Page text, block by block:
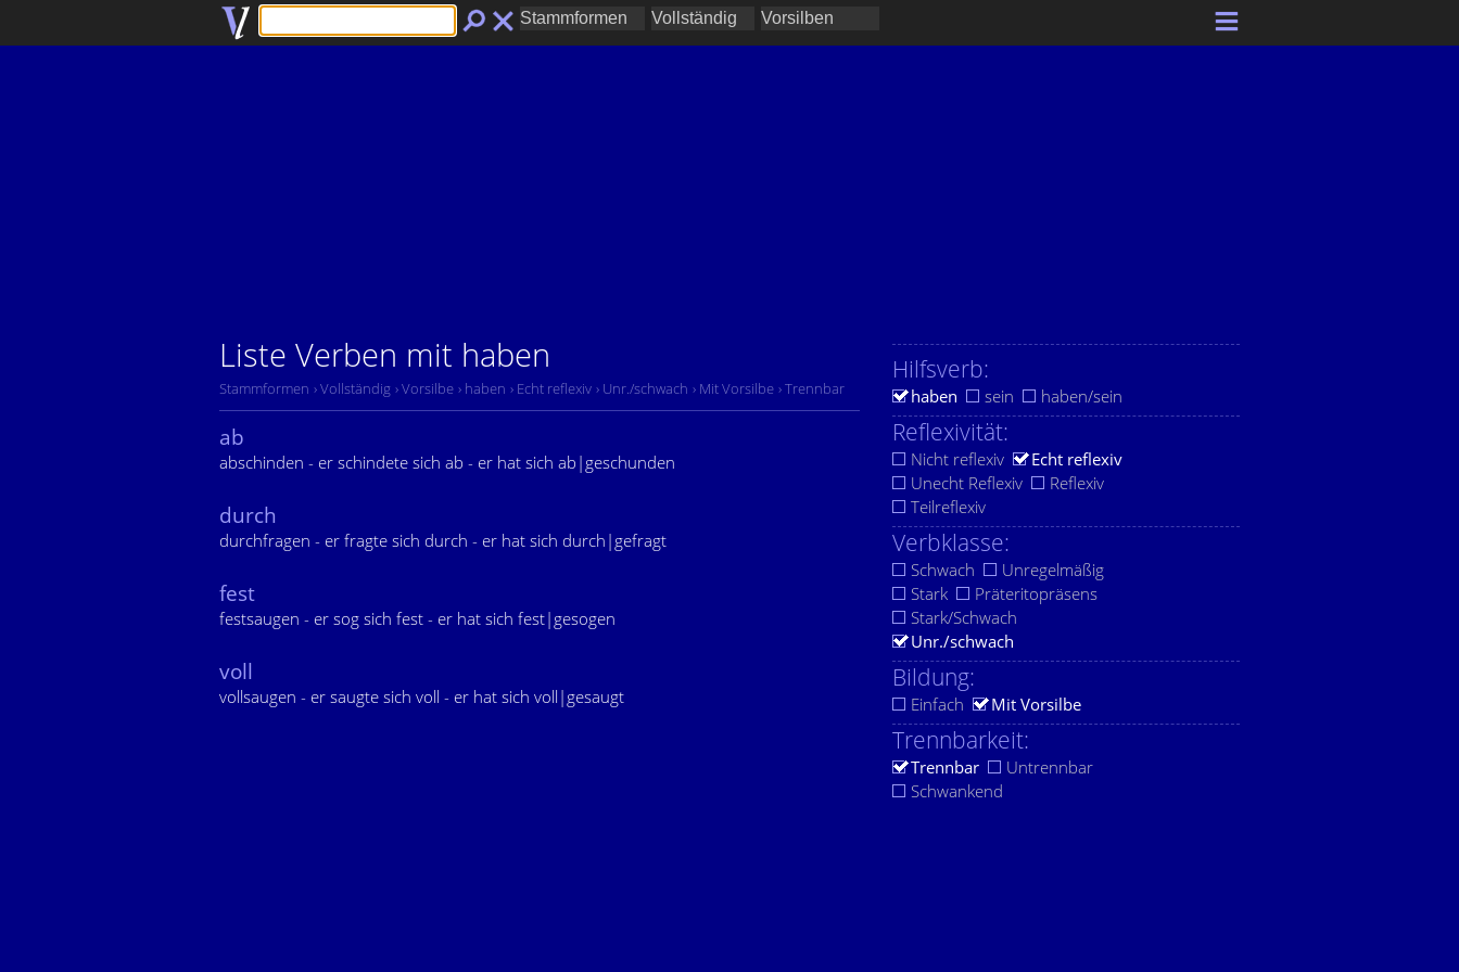
Liste Verben mit haben
Stammformen › Vollständig › Vorsilbe › haben › Echt reflexiv › Unr./schwach › Mit Vorsilbe › Trennbar
ab
abschinden - er schindete sich ab - er hat sich ab|geschunden
durch
durchfragen - er fragte sich durch - er hat sich durch|gefragt
fest
festsaugen - er sog sich fest - er hat sich fest|gesogen
voll
vollsaugen - er saugte sich voll - er hat sich voll|gesaugt
Hilfsverb:
haben sein haben/sein
Reflexivität:
Nicht reflexiv
Echt reflexiv
Unecht Reflexiv
Reflexiv
Teilreflexiv
Verbklasse:
Schwach
Unregelmäßig
Stark
Präteritopräsens
Stark/Schwach
Unr./schwach
Bildung:
Einfach Mit Vorsilbe
Trennbarkeit:
Trennbar
Untrennbar
Schwankend